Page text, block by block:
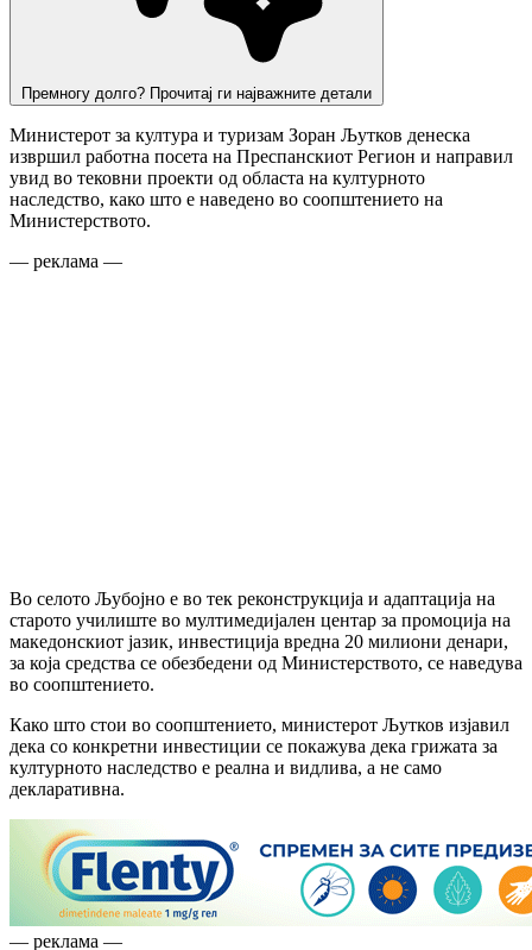
Премногу долго? Прочитај ги најважните детали
Министерот за култура и туризам Зоран Љутков денеска
извршил работна посета на Преспанскиот Регион и направил
увид во тековни проекти од областа на културното
наследство, како што е наведено во соопштението на
Министерството.
— реклама —
Во селото Љубојно е во тек реконструкција и адаптација на
старото училиште во мултимедијален центар за промоција на
македонскиот јазик, инвестиција вредна 20 милиони денари,
за која средства се обезбедени од Министерството, се наведува
во соопштението.
Како што стои во соопштението, министерот Љутков изјавил
дека со конкретни инвестиции се покажува дека грижата за
културното наследство е реална и видлива, а не само
декларативна.
— реклама —